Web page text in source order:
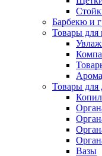
Барбекю и
Товары для
Товары для
Вазы